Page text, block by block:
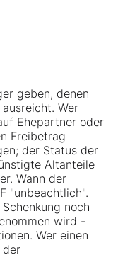
geben, denen
Wer
Ehepartner oder
Freibetrag
der Status der
Altanteile
Wann der
"unbeachtlich".
noch
wird -
Wer einen
der